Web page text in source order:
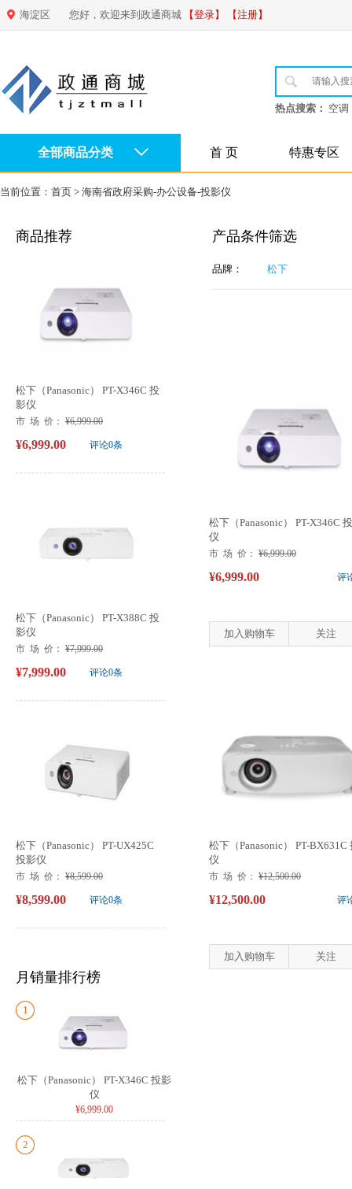
海淀区 您好，欢迎来到政通商城 【登录】 【注册】
热点搜索： 空调
全部商品分类 首 页 特惠专区
当前位置： 首页 > 海南省政府采购-办公设备-投影仪
商品推荐
松下（Panasonic） PT-X346C 投
影仪
市 场 价： ¥6,999.00
评论0条
¥6,999.00
松下（Panasonic） PT-X388C 投
影仪
市 场 价： ¥7,999.00
评论0条
¥7,999.00
松下（Panasonic） PT-UX425C
投影仪
市 场 价： ¥8,599.00
评论0条
¥8,599.00
月销量排行榜
1
松下（Panasonic） PT-X346C 投影
仪
¥6,999.00
2
产品条件筛选
品牌： 松下
松下（Panasonic） PT-X346C
仪
市 场 价： ¥6,999.00
评
¥6,999.00
加入购物车 关注
松下（Panasonic） PT-BX631C
仪
市 场 价： ¥12,500.00
评
¥12,500.00
加入购物车 关注